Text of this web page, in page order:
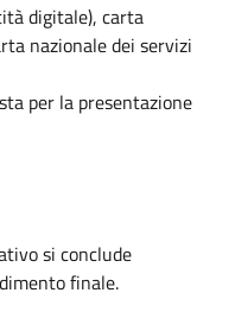
digitale), carta
nazionale dei servizi
per la presentazione
si conclude
finale.